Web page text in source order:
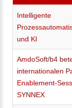
Intelligente
und KI
AmdoSoft/b4
internationalen
Enablement-
SYNNEX